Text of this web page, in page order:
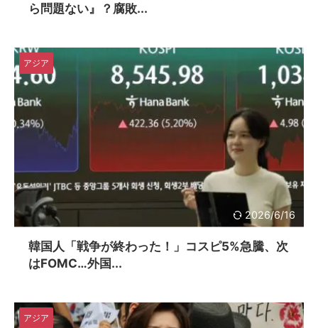
ら問題ない』？腐敗...
2026/6/16
アジア
韓国人「戦争が終わった！」コスピ5%急騰、次
はFOMC…外国...
アジア